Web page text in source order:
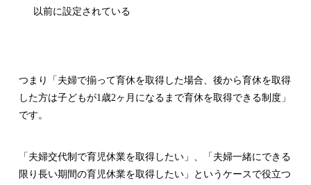
以前に設定されている
つまり「夫婦で揃って育休を取得した場合、後から育休を取得
した方は子どもが1歳2ヶ月になるまで育休を取得できる制度」
です。
「夫婦交代制で育児休業を取得したい」、「夫婦一緒にできる
限り長い期間の育児休業を取得したい」というケースで役立つ